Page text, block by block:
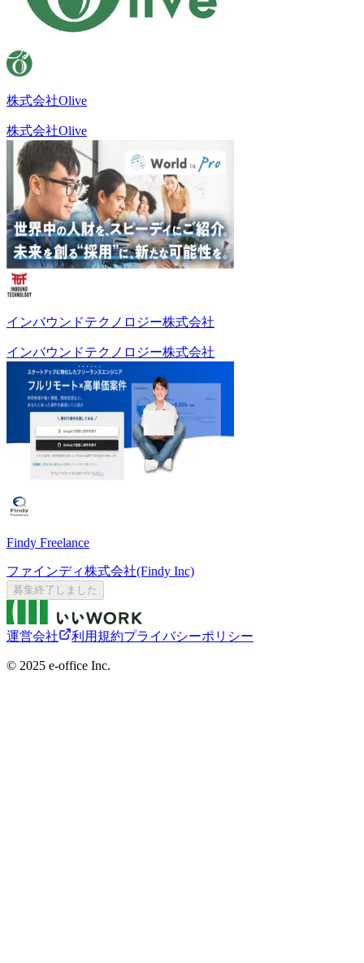
株式会社Olive
株式会社Olive
インバウンドテクノロジー株式会社
インバウンドテクノロジー株式会社
Findy Freelance
ファインディ株式会社(Findy Inc)
募集終了しました
運営会社 利用規約プライバシーポリシー
©︎ 2025 e-office Inc.